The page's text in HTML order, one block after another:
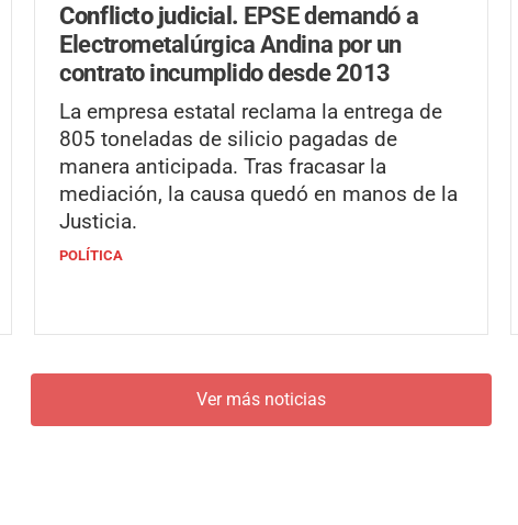
Conflicto judicial. EPSE demandó a
Electrometalúrgica Andina por un
contrato incumplido desde 2013
La empresa estatal reclama la entrega de
805 toneladas de silicio pagadas de
manera anticipada. Tras fracasar la
mediación, la causa quedó en manos de la
Justicia.
POLÍTICA
Ver más noticias